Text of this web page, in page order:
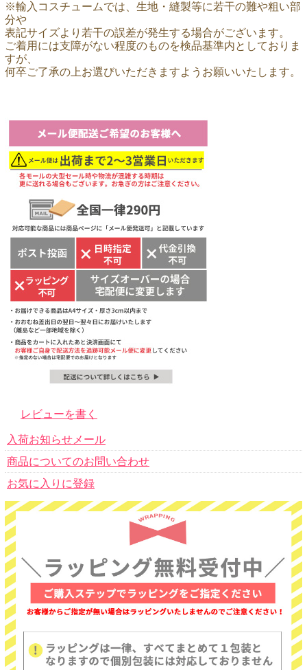
※輸入コスチュームでは、生地・縫製等に若干の難や粗い部
分や
表記サイズより若干の誤差が発生する場合がございます。
ご着用には支障がない程度のものを検品基準内としておりま
すが、
何卒ご了承の上お選びいただきますようお願いいたします。
レビューを書く
入荷お知らせメール
商品についてのお問い合わせ
お気に入りに登録